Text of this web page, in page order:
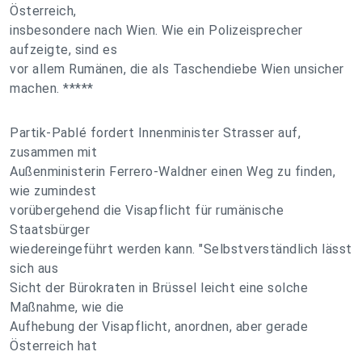
Österreich,
insbesondere nach Wien. Wie ein Polizeisprecher
aufzeigte, sind es
vor allem Rumänen, die als Taschendiebe Wien unsicher
machen. *****
Partik-Pablé fordert Innenminister Strasser auf,
zusammen mit
Außenministerin Ferrero-Waldner einen Weg zu finden,
wie zumindest
vorübergehend die Visapflicht für rumänische
Staatsbürger
wiedereingeführt werden kann. "Selbstverständlich lässt
sich aus
Sicht der Bürokraten in Brüssel leicht eine solche
Maßnahme, wie die
Aufhebung der Visapflicht, anordnen, aber gerade
Österreich hat